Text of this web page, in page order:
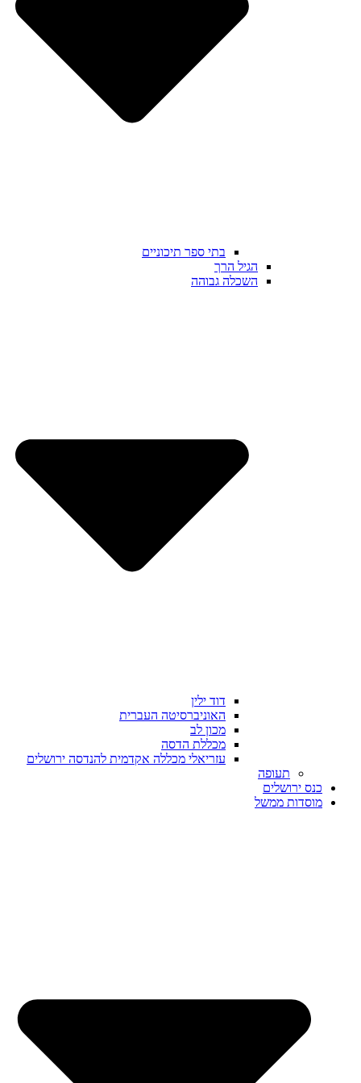
בתי ספר תיכוניים
הגיל הרך
השכלה גבוהה
דוד ילין
האוניברסיטה העברית
מכון לב
מכללת הדסה
עזריאלי מכללה אקדמית להנדסה ירושלים
תעופה
כנס ירושלים
מוסדות ממשל